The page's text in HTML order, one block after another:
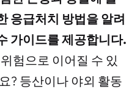
응급처치 방법을 알려
가이드를 제공합니다.
험으로 이어질 수 있
? 등산이나 야외 활동